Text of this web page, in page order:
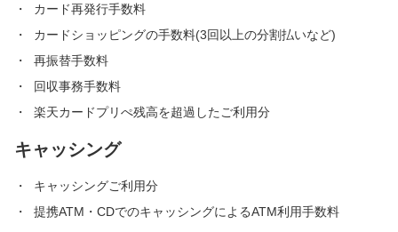
カード再発行手数料
カードショッピングの手数料(3回以上の分割払いなど)
再振替手数料
回収事務手数料
楽天カードプリぺ残高を超過したご利用分
キャッシング
キャッシングご利用分
提携ATM・CDでのキャッシングによるATM利用手数料